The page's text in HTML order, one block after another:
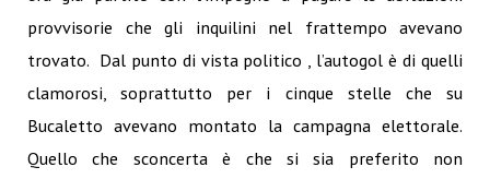
provvisorie che gli inquilini nel frattempo avevano
trovato. Dal punto di vista politico , l’autogol è di quelli
clamorosi, soprattutto per i cinque stelle che su
Bucaletto avevano montato la campagna elettorale.
Quello che sconcerta è che si sia preferito non